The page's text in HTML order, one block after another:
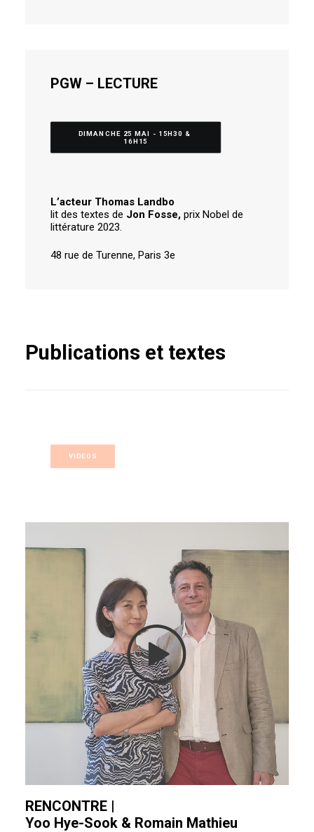
PGW – LECTURE
DIMANCHE 25 MAI - 15H30 &
16H15
L’acteur Thomas Landbo
lit des textes de Jon Fosse, prix Nobel de
littérature 2023.
48 rue de Turenne, Paris 3e
Publications et textes
VIDEOS
RENCONTRE |
Yoo Hye-Sook & Romain Mathieu